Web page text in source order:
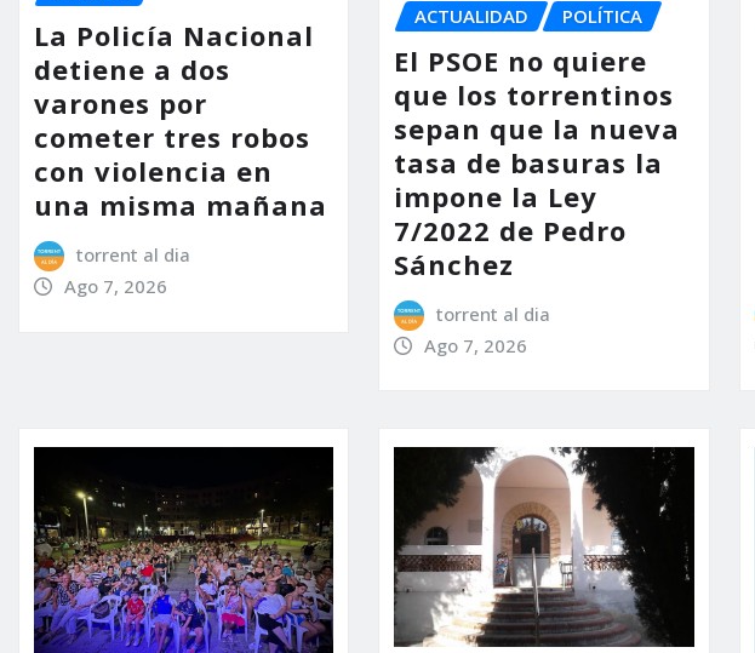
La Policía Nacional
detiene a dos
varones por
cometer tres robos
con violencia en
una misma mañana
torrent al dia
Ago 7, 2026
ACTUALIDAD POLÍTICA
El PSOE no quiere
que los torrentinos
sepan que la nueva
tasa de basuras la
impone la Ley
7/2022 de Pedro
Sánchez
torrent al dia
Ago 7, 2026